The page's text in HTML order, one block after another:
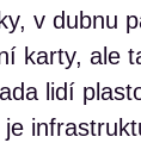
v dubnu
karty, ale
lidí